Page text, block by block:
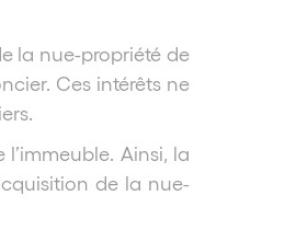
la nue-propriété de
Ces intérêts ne
Ainsi, la
de la nue-